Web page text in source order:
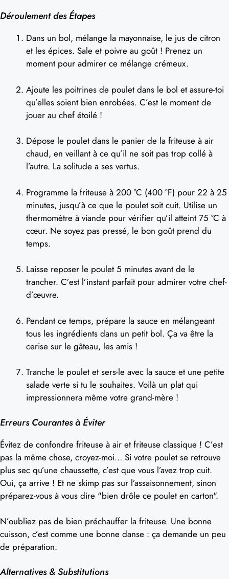
Déroulement des Étapes
Dans un bol, mélange la mayonnaise, le jus de citron
et les épices. Sale et poivre au goût ! Prenez un
moment pour admirer ce mélange crémeux.
Ajoute les poitrines de poulet dans le bol et assure-toi
qu’elles soient bien enrobées. C’est le moment de
jouer au chef étoilé !
Dépose le poulet dans le panier de la friteuse à air
chaud, en veillant à ce qu’il ne soit pas trop collé à
l’autre. La solitude a ses vertus.
Programme la friteuse à 200 °C (400 °F) pour 22 à 25
minutes, jusqu’à ce que le poulet soit cuit. Utilise un
thermomètre à viande pour vérifier qu’il atteint 75 °C à
cœur. Ne soyez pas pressé, le bon goût prend du
temps.
Laisse reposer le poulet 5 minutes avant de le
trancher. C’est l’instant parfait pour admirer votre chef-
d’œuvre.
Pendant ce temps, prépare la sauce en mélangeant
tous les ingrédients dans un petit bol. Ça va être la
cerise sur le gâteau, les amis !
Tranche le poulet et sers-le avec la sauce et une petite
salade verte si tu le souhaites. Voilà un plat qui
impressionnera même votre grand-mère !
Erreurs Courantes à Éviter
Évitez de confondre friteuse à air et friteuse classique ! C’est
pas la même chose, croyez-moi… Si votre poulet se retrouve
plus sec qu’une chaussette, c’est que vous l’avez trop cuit.
Oui, ça arrive ! Et ne skimp pas sur l’assaisonnement, sinon
préparez-vous à vous dire "bien drôle ce poulet en carton".
N’oubliez pas de bien préchauffer la friteuse. Une bonne
cuisson, c’est comme une bonne danse : ça demande un peu
de préparation.
Alternatives & Substitutions